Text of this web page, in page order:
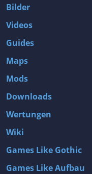
Bilder
Videos
Guides
Maps
Mods
Downloads
Wertungen
Wiki
Games Like Gothic
Games Like Aufbau